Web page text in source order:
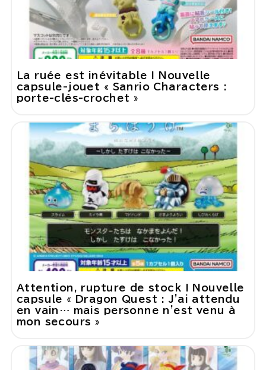
La ruée est inévitable ! Nouvelle
capsule-jouet « Sanrio Characters :
porte-clés-crochet »
Attention, rupture de stock ! Nouvelle
capsule « Dragon Quest : J'ai attendu
en vain… mais personne n'est venu à
mon secours »